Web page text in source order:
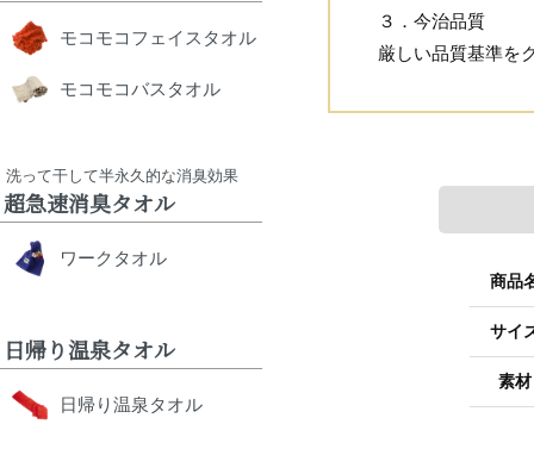
３．今治品質
厳しい品質基準を
商品
サイ
素材
モコモコフェイスタオル
モコモコバスタオル
洗って干して半永久的な消臭効果
超急速消臭タオル
ワークタオル
日帰り温泉タオル
日帰り温泉タオル